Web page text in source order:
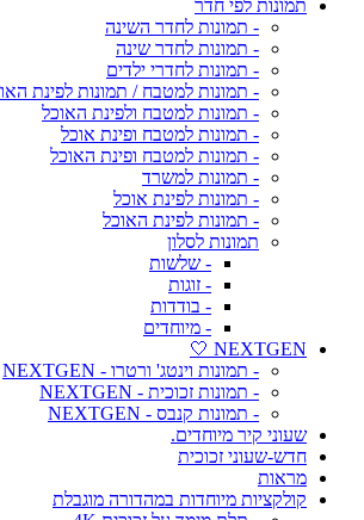
תמונות לפי חדר
- תמונות לחדר השינה
- תמונות לחדר שינה
- תמונות לחדרי ילדים
- תמונות למטבח / תמונות לפינת
- תמונות למטבח ולפינת האוכל
- תמונות למטבח ופינת אוכל
- תמונות למטבח ופינת האוכל
- תמונות למשרד
- תמונות לפינת אוכל
- תמונות לפינת האוכל
תמונות לסלון
- שלשות
- זוגות
- בודדות
- מיוחדים
NEXTGEN 🤍
- תמונות וינטג' ורטרו - NEXTGEN
- תמונות זכוכית - NEXTGEN
- תמונות קנבס - NEXTGEN
שעוני קיר מיוחדים.
חדש-שעוני זכוכית
מראות
קולקציות מיוחדות במהדורה מוגבלת